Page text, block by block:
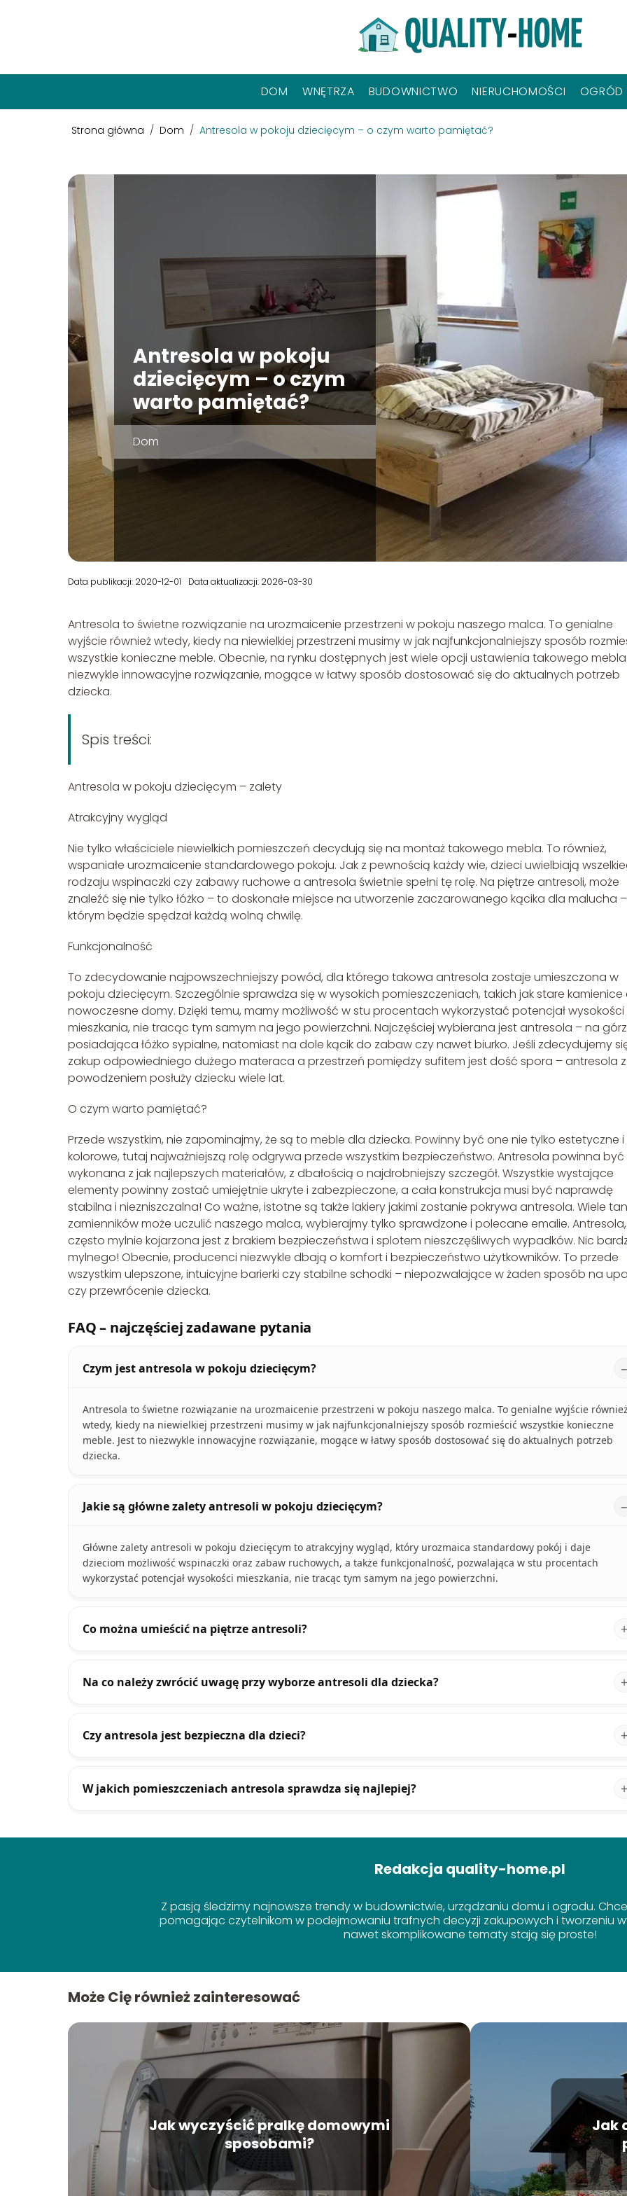
DOM WNĘTRZA BUDOWNICTWO NIERUCHOMOŚCI OGRÓD
Strona główna / Dom / Antresola w pokoju dziecięcym – o czym warto pamiętać?
Antresola w pokoju
dziecięcym – o czym
warto pamiętać?
Dom
Data publikacji: 2020-12-01 Data aktualizacji: 2026-03-30
Antresola to świetne rozwiązanie na urozmaicenie przestrzeni w pokoju naszego malca. To genialne
wyjście również wtedy, kiedy na niewielkiej przestrzeni musimy w jak najfunkcjonalniejszy sposób
wszystkie konieczne meble. Obecnie, na rynku dostępnych jest wiele opcji ustawienia takowego
niezwykle innowacyjne rozwiązanie, mogące w łatwy sposób dostosować się do aktualnych potrzeb
dziecka.
Spis treści:
Antresola w pokoju dziecięcym – zalety
Atrakcyjny wygląd
Nie tylko właściciele niewielkich pomieszczeń decydują się na montaż takowego mebla. To również,
wspaniałe urozmaicenie standardowego pokoju. Jak z pewnością każdy wie, dzieci uwielbiają
rodzaju wspinaczki czy zabawy ruchowe a antresola świetnie spełni tę rolę. Na piętrze antresoli, może
znaleźć się nie tylko łóżko – to doskonałe miejsce na utworzenie zaczarowanego kącika dla malucha
którym będzie spędzał każdą wolną chwilę.
Funkcjonalność
To zdecydowanie najpowszechniejszy powód, dla którego takowa antresola zostaje umieszczona w
pokoju dziecięcym. Szczególnie sprawdza się w wysokich pomieszczeniach, takich jak stare kamienice
nowoczesne domy. Dzięki temu, mamy możliwość w stu procentach wykorzystać potencjał wysokości
mieszkania, nie tracąc tym samym na jego powierzchni. Najczęściej wybierana jest antresola – na
posiadająca łóżko sypialne, natomiast na dole kącik do zabaw czy nawet biurko. Jeśli zdecydujemy
zakup odpowiedniego dużego materaca a przestrzeń pomiędzy sufitem jest dość spora – antresola z
powodzeniem posłuży dziecku wiele lat.
O czym warto pamiętać?
Przede wszystkim, nie zapominajmy, że są to meble dla dziecka. Powinny być one nie tylko estetyczne i
kolorowe, tutaj najważniejszą rolę odgrywa przede wszystkim bezpieczeństwo. Antresola powinna być
wykonana z jak najlepszych materiałów, z dbałością o najdrobniejszy szczegół. Wszystkie wystające
elementy powinny zostać umiejętnie ukryte i zabezpieczone, a cała konstrukcja musi być naprawdę
stabilna i niezniszczalna! Co ważne, istotne są także lakiery jakimi zostanie pokrywa antresola. Wiele
zamienników może uczulić naszego malca, wybierajmy tylko sprawdzone i polecane emalie. Antresola,
często mylnie kojarzona jest z brakiem bezpieczeństwa i splotem nieszczęśliwych wypadków. Nic
mylnego! Obecnie, producenci niezwykle dbają o komfort i bezpieczeństwo użytkowników. To przede
wszystkim ulepszone, intuicyjne barierki czy stabilne schodki – niepozwalające w żaden sposób na
czy przewrócenie dziecka.
FAQ – najczęściej zadawane pytania
Czym jest antresola w pokoju dziecięcym?
Antresola to świetne rozwiązanie na urozmaicenie przestrzeni w pokoju naszego malca. To genialne wyjście również
wtedy, kiedy na niewielkiej przestrzeni musimy w jak najfunkcjonalniejszy sposób rozmieścić wszystkie konieczne
meble. Jest to niezwykle innowacyjne rozwiązanie, mogące w łatwy sposób dostosować się do aktualnych potrzeb
dziecka.
Jakie są główne zalety antresoli w pokoju dziecięcym?
Główne zalety antresoli w pokoju dziecięcym to atrakcyjny wygląd, który urozmaica standardowy pokój i daje
dzieciom możliwość wspinaczki oraz zabaw ruchowych, a także funkcjonalność, pozwalająca w stu procentach
wykorzystać potencjał wysokości mieszkania, nie tracąc tym samym na jego powierzchni.
Co można umieścić na piętrze antresoli?
Na co należy zwrócić uwagę przy wyborze antresoli dla dziecka?
Czy antresola jest bezpieczna dla dzieci?
W jakich pomieszczeniach antresola sprawdza się najlepiej?
Redakcja quality-home.pl
Z pasją śledzimy najnowsze trendy w budownictwie, urządzaniu domu i ogrodu.
pomagając czytelnikom w podejmowaniu trafnych decyzji zakupowych i tworzeniu
nawet skomplikowane tematy stają się proste!
Może Cię również zainteresować
Jak wyczyścić pralkę domowymi
sposobami?
Jak